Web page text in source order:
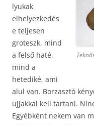
lyukak
elhelyezkedés
e teljesen
groteszk, mind
a felső haté,
mind a
hetediké, ami
alul van. Borzasztó
ujjakkal kell tartani.
Egyébként nekem van